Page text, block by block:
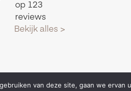
van deze site, gaan we ervan